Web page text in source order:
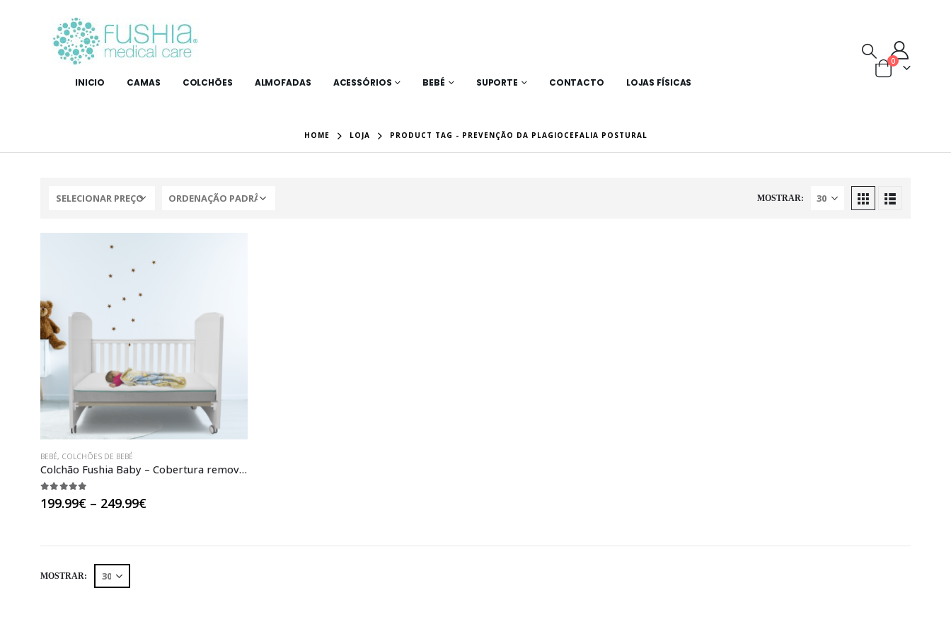
INICIO CAMAS COLCHÕES ALMOFADAS ACESSÓRIOS BEBÉ SUPORTE CONTACTO LOJAS FÍSICAS
0
HOME LOJA PRODUCT TAG - PREVENÇÃO DA PLAGIOCEFALIA POSTURAL
SELECIONAR PREÇO MOSTRAR:
BEBÉ, COLCHÕES DE BEBÉ
Colchão Fushia Baby – Cobertura removível e lavável
199.99€ – 249.99€Price
MOSTRAR: